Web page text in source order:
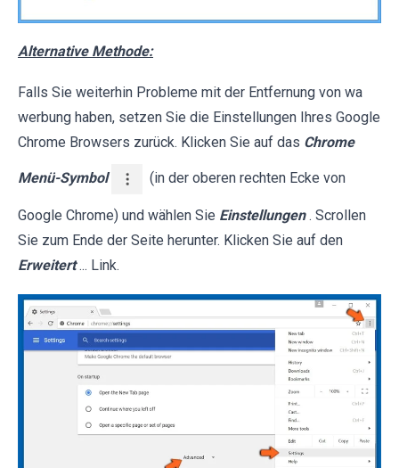
Alternative Methode:
Falls Sie weiterhin Probleme mit der Entfernung von wa
werbung haben, setzen Sie die Einstellungen Ihres Google
Chrome Browsers zurück. Klicken Sie auf das Chrome
Menü-Symbol (in der oberen rechten Ecke von
Google Chrome) und wählen Sie Einstellungen . Scrollen
Sie zum Ende der Seite herunter. Klicken Sie auf den
Erweitert ... Link.